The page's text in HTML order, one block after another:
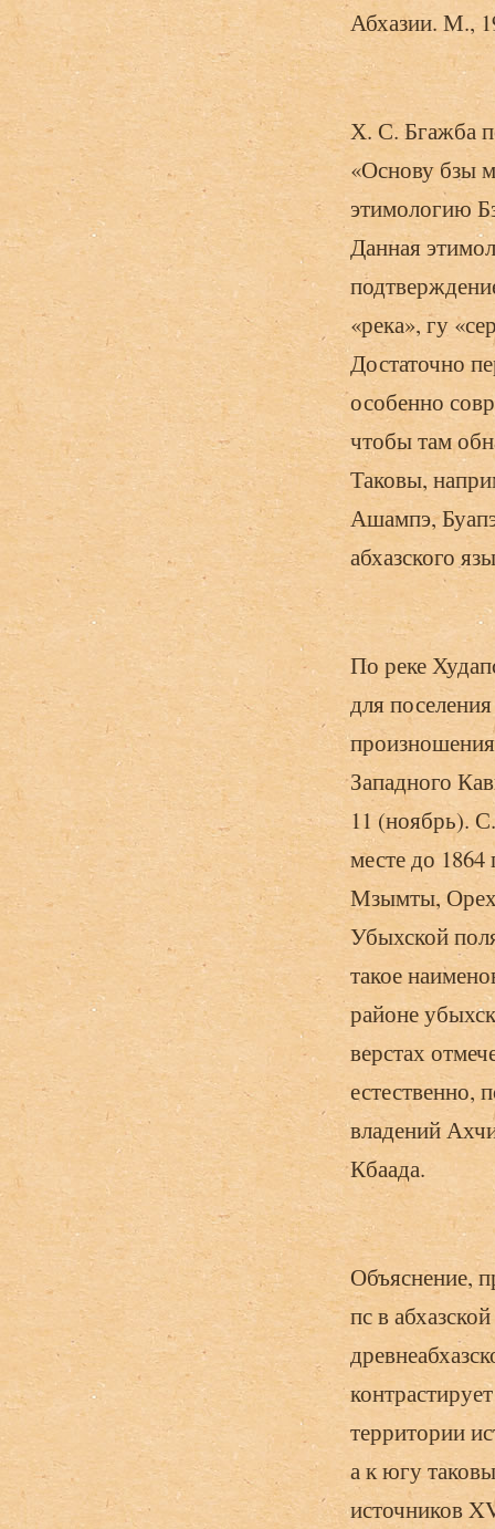
Абхазии. М.,
Х. С. Бгажба
«Основу бзы
этимологию
Данная
«река», гу
Достаточно
особенно
чтобы там
Таковы,
Ашампэ,
абхазского
По реке
для
Западного
11 (ноябрь).
месте до
Мзымты,
Убыхской
такое
районе
верстах
естественно,
владений
Кбаада.
Объяснение,
пс в
территории
а к югу
источников